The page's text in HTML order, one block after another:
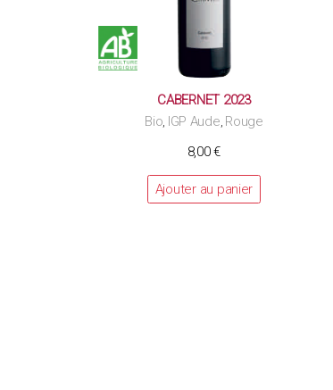
CABERNET 2023
Bio, IGP Aude, Rouge
8,00€
Ajouter au panier